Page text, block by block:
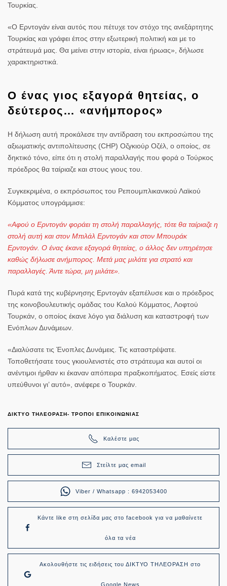
Τουρκίας.
«Ο Ερντογάν είναι αυτός που πέτυχε τον στόχο της ανεξάρτητης
Τουρκίας και γράφει έπος στην εξωτερική πολιτική και με το
στράτευμά μας. Θα μείνει στην ιστορία, είναι ήρωας», δήλωσε
χαρακτηριστικά.
Ο ένας γιος εξαγορά θητείας, ο
δεύτερος… «ανήμπορος»
Η δήλωση αυτή προκάλεσε την αντίδραση του εκπροσώπου της
αξιωματικής αντιπολίτευσης (CHP) Οζγκιούρ Οζέλ, ο οποίος, σε
δηκτικό τόνο, είπε ότι η στολή παραλλαγής που φορά ο Τούρκος
πρόεδρος θα ταίριαζε και στους γιους του.
Συγκεκριμένα, ο εκπρόσωπος του Ρεπουμπλικανικού Λαϊκού
Κόμματος υπογράμμισε:
«Αφού ο Ερντογάν φοράει τη στολή παραλλαγής, τότε θα ταίριαζε η
στολή αυτή και στον Μπιλάλ Ερντογάν και στον Μπουράκ
Ερντογάν. Ο ένας έκανε εξαγορά θητείας, ο άλλος δεν υπηρέτησε
καθώς δήλωσε ανήμπορος. Μετά μας μιλάτε για στρατό και
παραλλαγές. Άντε τώρα, μη μιλάτε».
Πυρά κατά της κυβέρνησης Ερντογάν εξαπέλυσε και ο πρόεδρος
της κοινοβουλευτικής ομάδας του Καλού Κόμματος, Λοφτού
Τουρκάν, ο οποίος έκανε λόγο για διάλυση και καταστροφή των
Ενόπλων Δυνάμεων.
«Διαλύσατε τις Ένοπλες Δυνάμεις. Τις καταστρέψατε.
Τοποθετήσατε τους γκιουλενιστές στο στράτευμα και αυτοί οι
ανέντιμοι ήρθαν κι έκαναν απόπειρα πραξικοπήματος. Εσείς είστε
υπεύθυνοι γι’ αυτό», ανέφερε ο Τουρκάν.
ΔΙΚΤΥΟ ΤΗΛΕΟΡΑΣΗ- ΤΡΟΠΟΙ ΕΠΙΚΟΙΝΩΝΙΑΣ
Καλέστε μας
Στείλτε μας email
Viber / Whatsapp : 6942053400
Κάντε like στη σελίδα μας στο facebook για να μαθαίνετε
όλα τα νέα
Ακολουθήστε τις ειδήσεις του ΔΙΚΤΥΟ ΤΗΛΕΟΡΑΣΗ στο
Google News